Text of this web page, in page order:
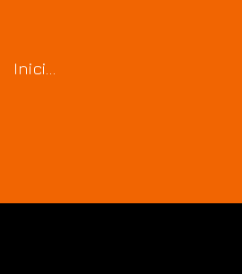
Iniciar sesión